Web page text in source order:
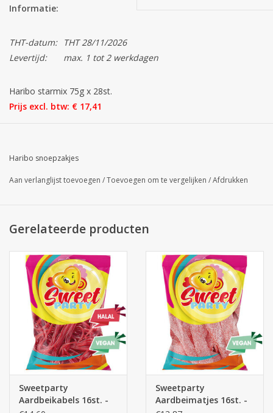
Merken
Informatie:
THT-datum:
THT 28/11/2026
Levertijd:
max. 1 tot 2 werkdagen
Haribo starmix 75g x 28st.
Prijs excl. btw: € 17,41
Haribo snoepzakjes
Aan verlanglijst toevoegen /Toevoegen om te vergelijken /Afdrukken
Gerelateerde producten
Sweetparty
Aardbeikabels 16st. -
Sweetparty
Aardbeimatjes 16st. -